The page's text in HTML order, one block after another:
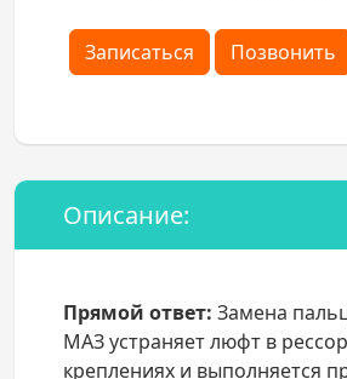
Записаться Позвонить
Описание:
Прямой ответ: Замена
МАЗ устраняет люфт в
креплениях и выполняется